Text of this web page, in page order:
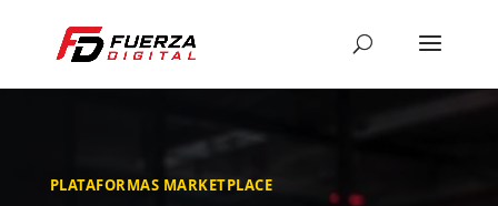
PLATAFORMAS MARKETPLACE